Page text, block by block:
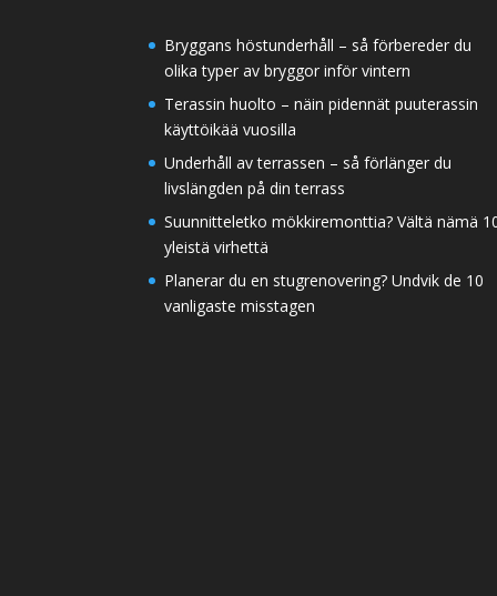
Bryggans höstunderhåll – så förbereder du
olika typer av bryggor inför vintern
Terassin huolto – näin pidennät puuterassin
käyttöikää vuosilla
Underhåll av terrassen – så förlänger du
livslängden på din terrass
Suunnitteletko mökkiremonttia? Vältä nämä
yleistä virhettä
Planerar du en stugrenovering? Undvik de 10
vanligaste misstagen